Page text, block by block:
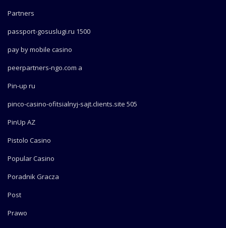
Partners
passport-gosuslugi.ru 1500
pay by mobile casino
peerpartners-ngo.com a
Pin-up ru
pinco-casino-ofitsialnyj-sajt.clients.site 505
PinUp AZ
Pistolo Casino
Popular Casino
Poradnik Gracza
Post
Prawo